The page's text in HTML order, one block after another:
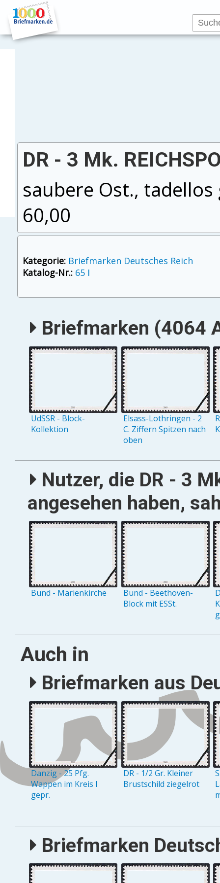
DR - 3 Mk.
saubere Ost.,
60,00
Kategorie: Briefmarken Deutsches Reich
Katalog-Nr.: 65 I
Briefmarken (4064
UdSSR - Block-
Kollektion
Elsass-Lothringen - 2
C. Ziffern Spitzen nach
oben
Nutzer, die DR - 3
angesehen haben,
Bund - Marienkirche
Bund - Beethoven-
Block mit ESSt.
Auch in
Briefmarken aus
Danzig - 25 Pfg.
Wappen im Kreis I
gepr.
DR - 1/2 Gr. Kleiner
Brustschild ziegelrot
Briefmarken